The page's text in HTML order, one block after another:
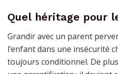
Quel héritage pour
Grandir avec un parent
l’enfant dans une insécurité
toujours conditionnel. De